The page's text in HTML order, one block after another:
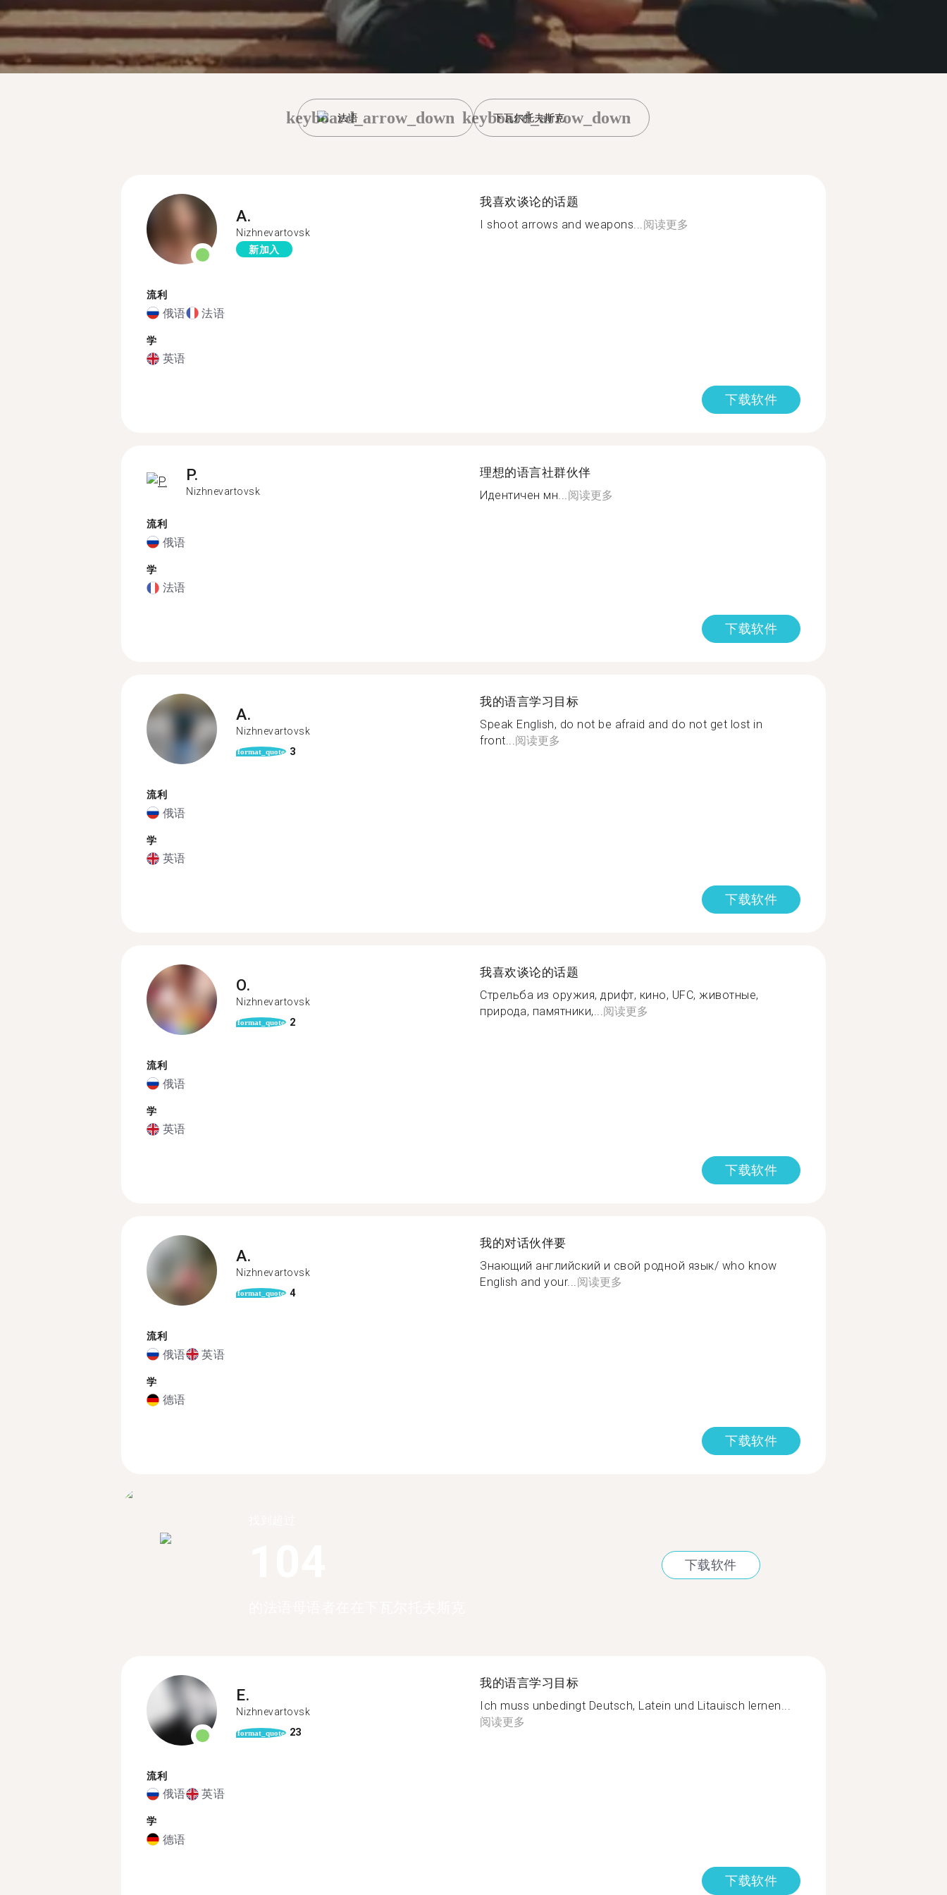
法语
keyboard_arrow_down 下瓦尔托夫斯克
keyboard_arrow_down
A.
Nizhnevartovsk
新加入
流利
俄语 法语
学
英语
我喜欢谈论的话题
I shoot arrows and weapons...阅读更多
下载软件
P.
Nizhnevartovsk
流利
俄语
学
法语
理想的语言社群伙伴
Идентичен мн...阅读更多
下载软件
A.
Nizhnevartovsk
format_quote 3
流利
俄语
学
英语
我的语言学习目标
Speak English, do not be afraid and do not get lost in
front...阅读更多
下载软件
O.
Nizhnevartovsk
format_quote 2
流利
俄语
学
英语
我喜欢谈论的话题
Стрельба из оружия, дрифт, кино, UFC, животные,
природа, памятники,...阅读更多
下载软件
A.
Nizhnevartovsk
format_quote 4
流利
俄语 英语
学
德语
我的对话伙伴要
Знающий английский и свой родной язык/ who know
English and your...阅读更多
下载软件
下载软件
E.
Nizhnevartovsk
format_quote 23
流利
俄语 英语
学
德语
我的语言学习目标
Ich muss unbedingt Deutsch, Latein und Litauisch lernen...
阅读更多
下载软件